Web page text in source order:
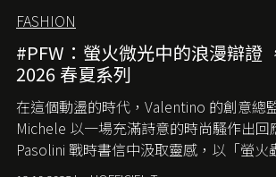
FASHION
#PFW：螢火微光中的浪漫辯證
2026 春夏系列
在這個動盪的時代， Valentino 的創意總
Michele 以一場充滿詩意的時尚騷作出回
Pasolini 戰時書信中汲取靈感，以「螢火
中找尋希望的微光。